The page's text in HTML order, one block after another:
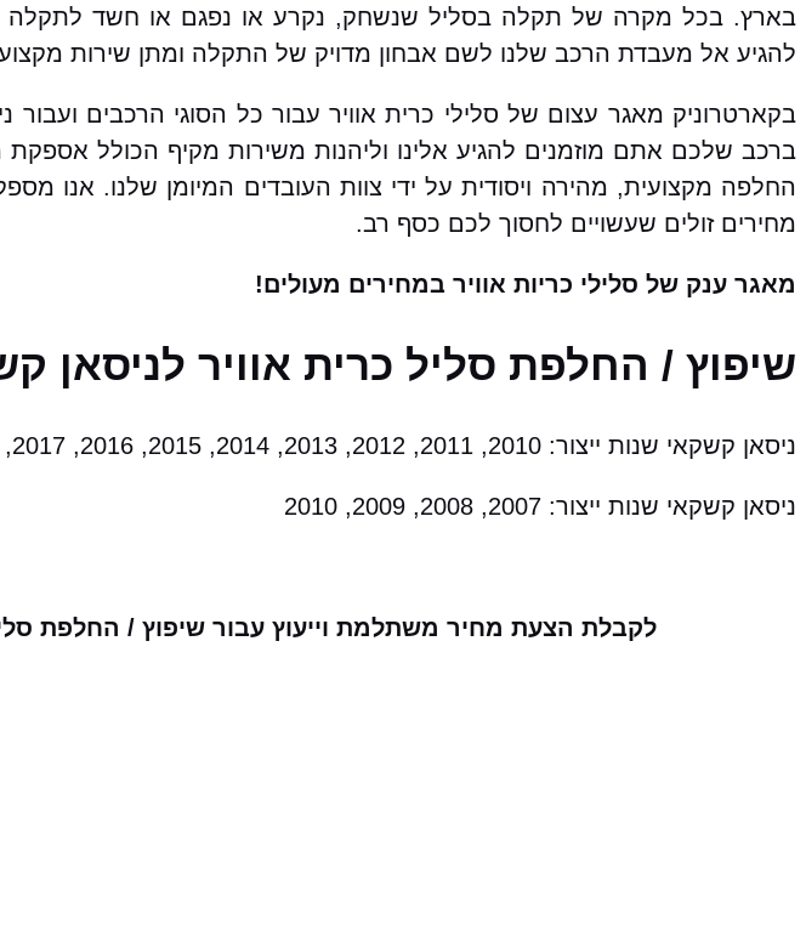
בארץ. בכל מקרה של תקלה בסליל שנשחק, נקרע או נפגם או חשד לתקלה
להגיע אל מעבדת הרכב שלנו לשם אבחון מדויק של התקלה ומתן שירות
בקארטרוניק מאגר עצום של סלילי כרית אוויר עבור כל הסוגי הרכבים
ברכב שלכם אתם מוזמנים להגיע אלינו וליהנות משירות מקיף הכולל אספקת
החלפה מקצועית, מהירה ויסודית על ידי צוות העובדים המיומן שלנו. אנו
מחירים זולים שעשויים לחסוך לכם כסף רב.
מאגר ענק של סלילי כריות אוויר במחירים מעולים!
שיפוץ / החלפת סליל כרית אוויר
ניסאן קשקאי שנות ייצור: 2010, 2011, 2012, 2013, 2014, 2015, 2016, 2017, 2018, 2019, 2020, 2021
ניסאן קשקאי שנות ייצור: 2007, 2008, 2009, 2010
לקבלת הצעת מחיר משתלמת וייעוץ עבור שיפוץ / החלפת